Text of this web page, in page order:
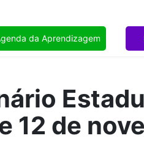
da Aprendizagem
12 de